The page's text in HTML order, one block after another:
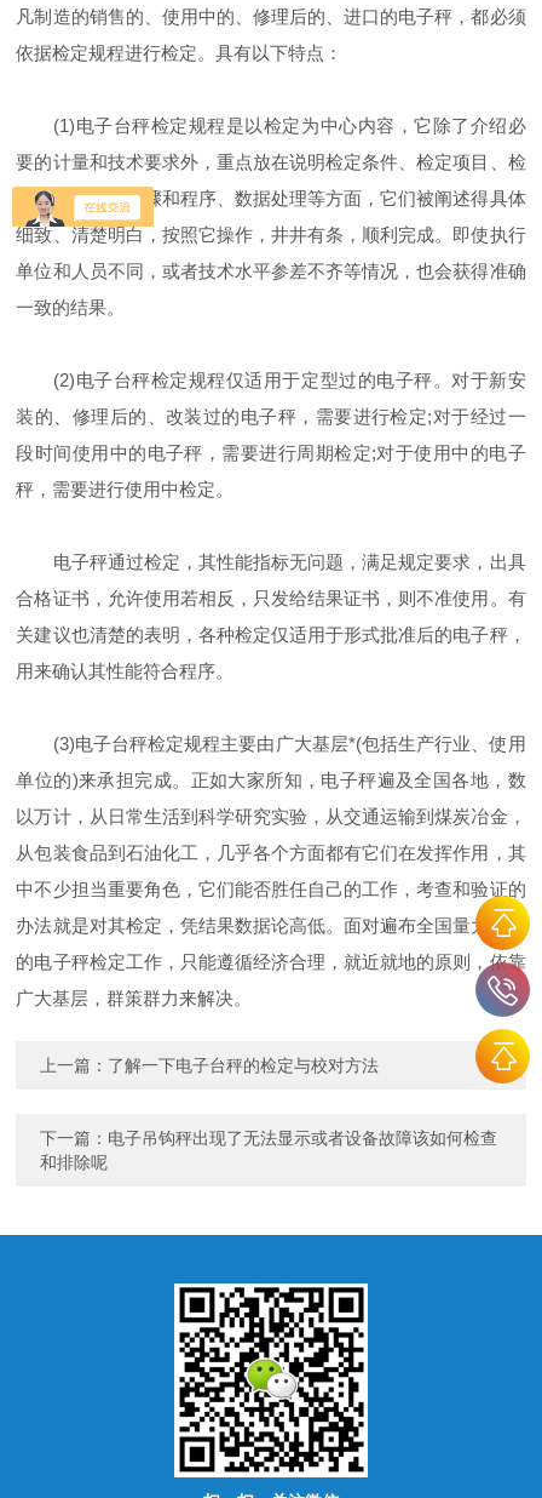
凡制造的销售的、使用中的、修理后的、进口的电子秤，都必须
依据检定规程进行检定。具有以下特点：
(1)电子台秤检定规程是以检定为中心内容，它除了介绍必
要的计量和技术要求外，重点放在说明检定条件、检定项目、检
定方法、检定步骤和程序、数据处理等方面，它们被阐述得具体
细致、清楚明白，按照它操作，井井有条，顺利完成。即使执行
单位和人员不同，或者技术水平参差不齐等情况，也会获得准确
一致的结果。
(2)电子台秤检定规程仅适用于定型过的电子秤。对于新安
装的、修理后的、改装过的电子秤，需要进行检定;对于经过一
段时间使用中的电子秤，需要进行周期检定;对于使用中的电子
秤，需要进行使用中检定。
电子秤通过检定，其性能指标无问题，满足规定要求，出具
合格证书，允许使用若相反，只发给结果证书，则不准使用。有
关建议也清楚的表明，各种检定仅适用于形式批准后的电子秤，
用来确认其性能符合程序。
(3)电子台秤检定规程主要由广大基层*(包括生产行业、使用
单位的)来承担完成。正如大家所知，电子秤遍及全国各地，数
以万计，从日常生活到科学研究实验，从交通运输到煤炭冶金，
从包装食品到石油化工，几乎各个方面都有它们在发挥作用，其
中不少担当重要角色，它们能否胜任自己的工作，考查和验证的
办法就是对其检定，凭结果数据论高低。面对遍布全国量大面广
的电子秤检定工作，只能遵循经济合理，就近就地的原则，依靠
广大基层，群策群力来解决。
上一篇： 了解一下电子台秤的检定与校对方法
下一篇： 电子吊钩秤出现了无法显示或者设备故障该如何检查
和排除呢